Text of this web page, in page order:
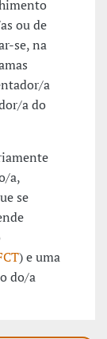
ou de
se, na
a
a do
a,
se
) e uma
do/a